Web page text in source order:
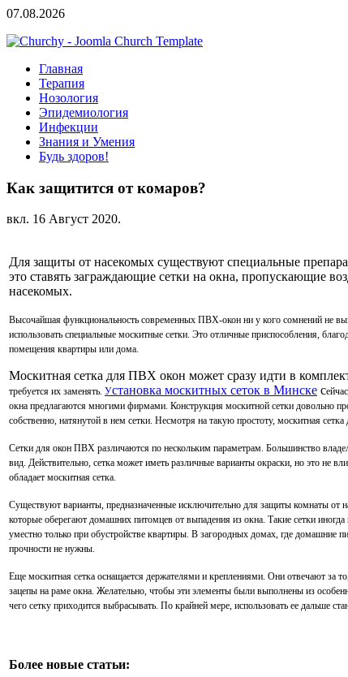
07.08.2026
Главная
Терапия
Нозология
Эпидемиология
Инфекции
Знания и Умения
Будь здоров!
Как защитится от комаров?
вкл. 16 Август 2020.
Для защиты от насекомых существуют специальные
это ставять заграждающие сетки на окна, пропускающие
насекомых.
Высочайшая функциональность современных ПВХ-окон ни у кого сомнений не
использовать специальные москитные сетки. Это отличные приспособления,
помещения квартиры или дома.
Москитная сетка для ПВХ окон может сразу идти в
требуется их заменять. Установка москитных сеток в Минске с
окна предлагаются многими фирмами. Конструкция москитной сетки довольно
собственно, натянутой в нем сетки. Несмотря на такую простоту, москитная
Сетки для окон ПВХ различаются по нескольким параметрам. Большинство
вид. Действительно, сетка может иметь различные варианты окраски, но это не
обладает москитная сетка.
Существуют варианты, предназначенные исключительно для защиты комнаты от
которые оберегают домашних питомцев от выпадения из окна. Такие сетки
уместно только при обустройстве квартиры. В загородных домах, где домашние
прочности не нужны.
Еще москитная сетка оснащается держателями и креплениями. Они отвечают за
зацепы на раме окна. Желательно, чтобы эти элементы были выполнены из
чего сетку приходится выбрасывать. По крайней мере, использовать ее дальше
Более новые статьи: